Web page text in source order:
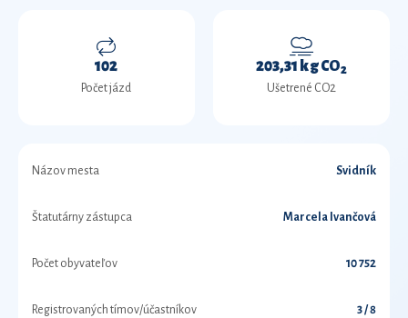
102
Počet jázd
203,31 kg CO2
Ušetrené CO2
Názov mesta Svidník
Štatutárny zástupca Marcela Ivančová
Počet obyvateľov 10 752
Registrovaných tímov/účastníkov 3 / 8